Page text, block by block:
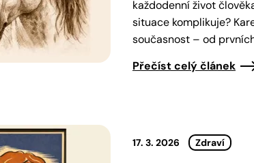
každodenní život
situace komplikuje?
současnost – od
Přečíst celý článek
17. 3. 2026 Zdraví